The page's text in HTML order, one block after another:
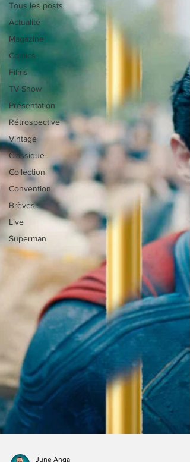
Tous les posts
Actualité
Magazine
Comics
Films
TV Show
Présentation
Rétrospective
Vintage
Classique
Collection
Convention
Brèves
Live
Superman